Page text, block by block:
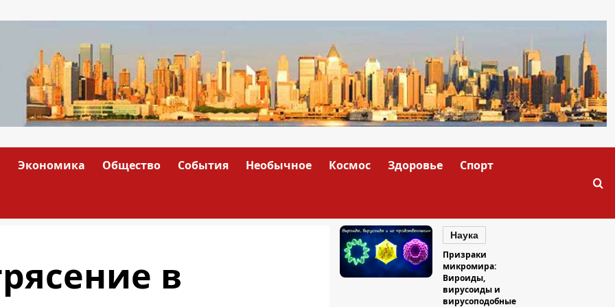
Экономика Общество События Необычное Космос Здоровье Спорт
в
Наука
Призраки
микромира:
Вироиды,
вирусоиды и
вирусоподобные